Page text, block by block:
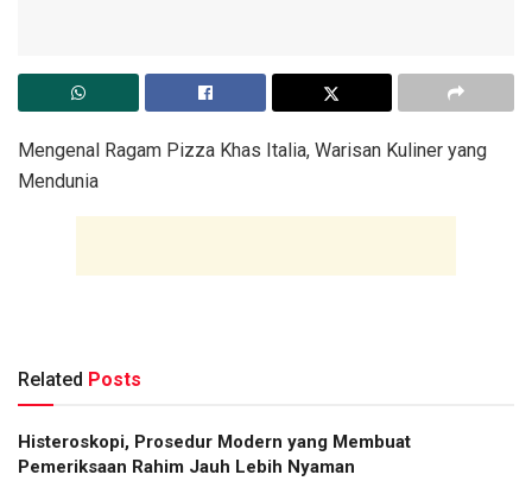
Mengenal Ragam Pizza Khas Italia, Warisan Kuliner yang
Mendunia
Related Posts
Histeroskopi, Prosedur Modern yang Membuat
Pemeriksaan Rahim Jauh Lebih Nyaman